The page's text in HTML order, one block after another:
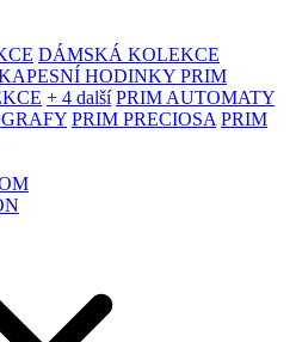
DÁMSKÁ KOLEKCE
HODINKY PRIM
+ 4 další PRIM AUTOMATY
PRIM PRECIOSA PRIM